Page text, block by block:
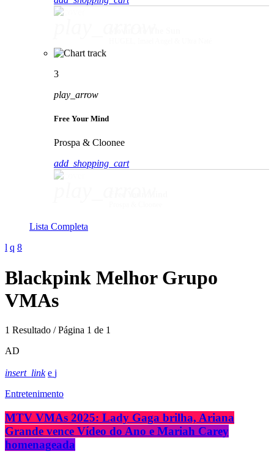
3
play_arrow
Free Your Mind
Prospa & Cloonee
add_shopping_cart
Lista Completa
Blackpink Melhor Grupo
VMAs
1 Resultado / Página 1 de 1
AD
insert_link
Entretenimento
MTV VMAs 2025: Lady Gaga brilha, Ariana
Grande vence Vídeo do Ano e Mariah Carey
homenageada